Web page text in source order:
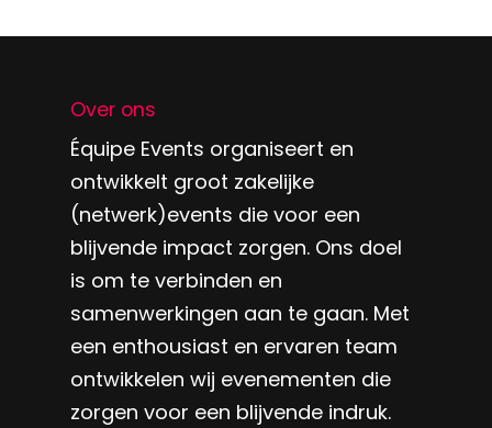
Over ons
Équipe Events organiseert en
ontwikkelt groot zakelijke
(netwerk)events die voor een
blijvende impact zorgen. Ons doel
is om te verbinden en
samenwerkingen aan te gaan. Met
een enthousiast en ervaren team
ontwikkelen wij evenementen die
zorgen voor een blijvende indruk.